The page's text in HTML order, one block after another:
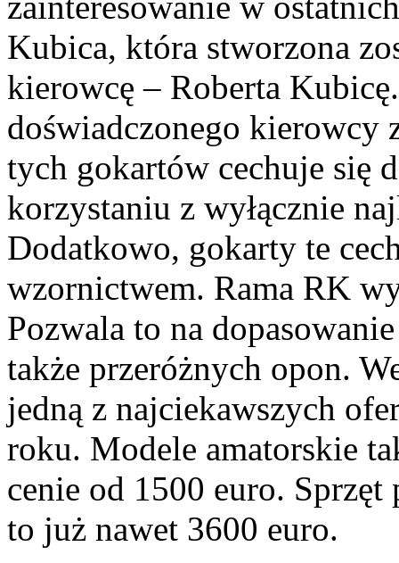
Kubica, która stworzona
kierowcę – Roberta
doświadczonego kierowcy
tych gokartów cechuje się
korzystaniu z wyłącznie
Dodatkowo, gokarty te
wzornictwem. Rama RK
Pozwala to na
także przeróżnych opon.
jedną z najciekawszych
roku. Modele amatorskie
cenie od 1500 euro.
to już nawet 3600 euro.